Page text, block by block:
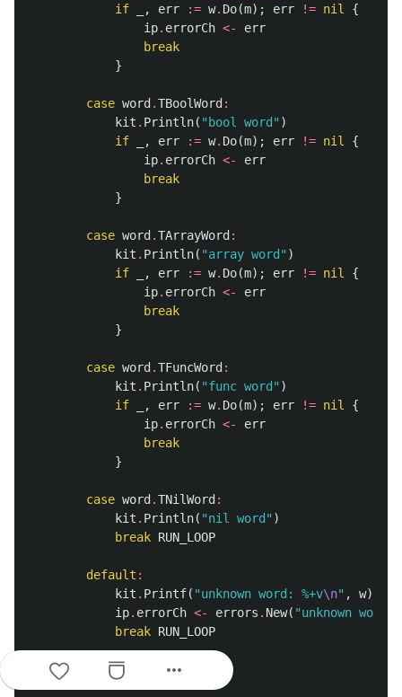
if
, err := w. Do(m); err != nil
{
ip. errorCh <-
err
break
}
case word .TBoolWord :
kit . Println( "bool word" )
if
, err := w. Do(m); err != nil
{
ip. errorCh <-
err
break
}
case word .TArrayWord :
kit . Println( "array word" )
if
, err := w. Do(m); err != nil
{
ip. errorCh <-
err
break
}
case word .TFuncWord :
kit . Println( "func word" )
if
, err := w. Do(m); err != nil
{
ip. errorCh <-
err
break
}
case word .TNilWord :
kit . Println( "nil word" )
break RUN_LOOP
default :
kit . Printf( "unknown word: %+v\n" , w)
ip. errorCh <- errors . New( "unknown word"
break RUN_LOOP
more_horiz